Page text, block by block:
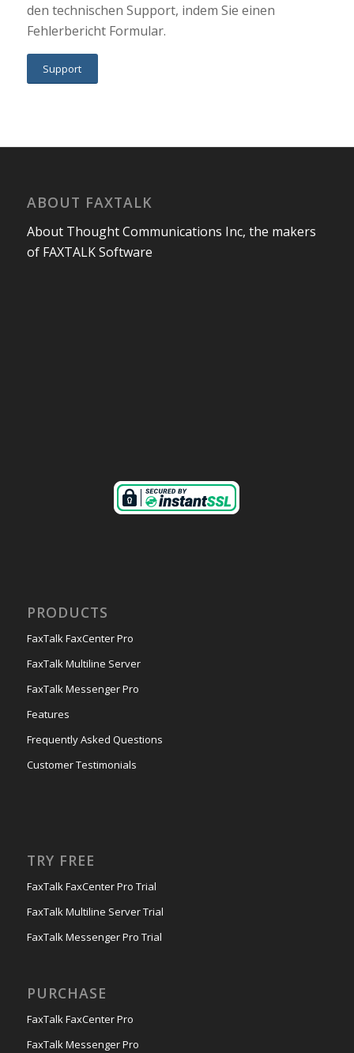
den technischen Support, indem Sie einen
Fehlerbericht Formular.
Support
ABOUT FAXTALK
About Thought Communications Inc, the makers
of FAXTALK Software
PRODUCTS
FaxTalk FaxCenter Pro
FaxTalk Multiline Server
FaxTalk Messenger Pro
Features
Frequently Asked Questions
Customer Testimonials
TRY FREE
FaxTalk FaxCenter Pro Trial
FaxTalk Multiline Server Trial
FaxTalk Messenger Pro Trial
PURCHASE
FaxTalk FaxCenter Pro
FaxTalk Messenger Pro